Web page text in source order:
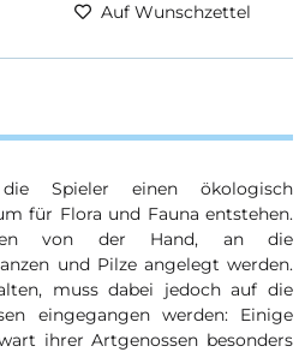
Auf Wunschzettel
Spieler einen ökologisch
für Flora und Fauna entstehen.
von der Hand, an die
und Pilze angelegt werden.
muss dabei jedoch auf die
eingegangen werden: Einige
ihrer Artgenossen besonders